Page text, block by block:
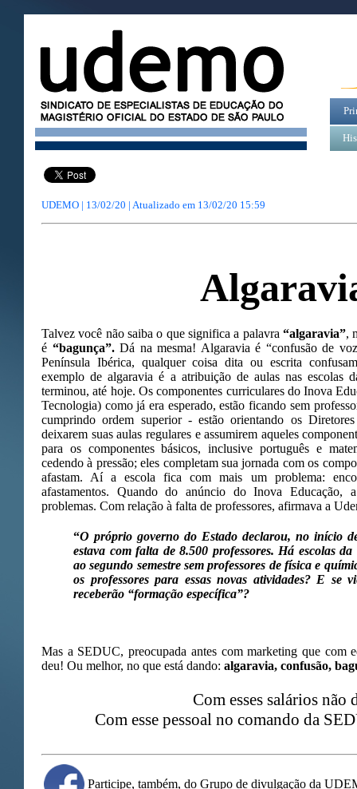
UDEMO | 13/02/20 | Atualizado em 13/02/20 15:59
Talvez você não saiba o que significa a palavra “algaravia”,
é “bagunça”.Dá na mesma! Algaravia é “confusão de
Península Ibérica, qualquer coisa dita ou escrita
exemplo de algaravia é a atribuição de aulas nas escolas
terminou, até hoje. Os componentes curriculares do Inova
Tecnologia) como já era esperado, estão ficando sem
cumprindo ordem superior - estão orientando os
deixarem suas aulas regulares e assumirem aqueles
para os componentes básicos, inclusive português e
cedendo à pressão; eles completam sua jornada com os
afastam. Aí a escola fica com mais um problema:
afastamentos. Quando do anúncio do Inova Educação,
problemas. Com relação à falta de professores, afirmava a
“O próprio governo do Estado declarou, no início
estava com falta de 8.500 professores. Há escolas
ao segundo semestre sem professores de física e
os professores para essas novas atividades? E se
receberão “formação específica”?
Mas a SEDUC, preocupada antes com marketing que com
deu! Ou melhor, no que está dando: algaravia, confusão,
Com esses salários não
Com esse pessoal no comando da
Participe, também, do Grupo de divulgação da